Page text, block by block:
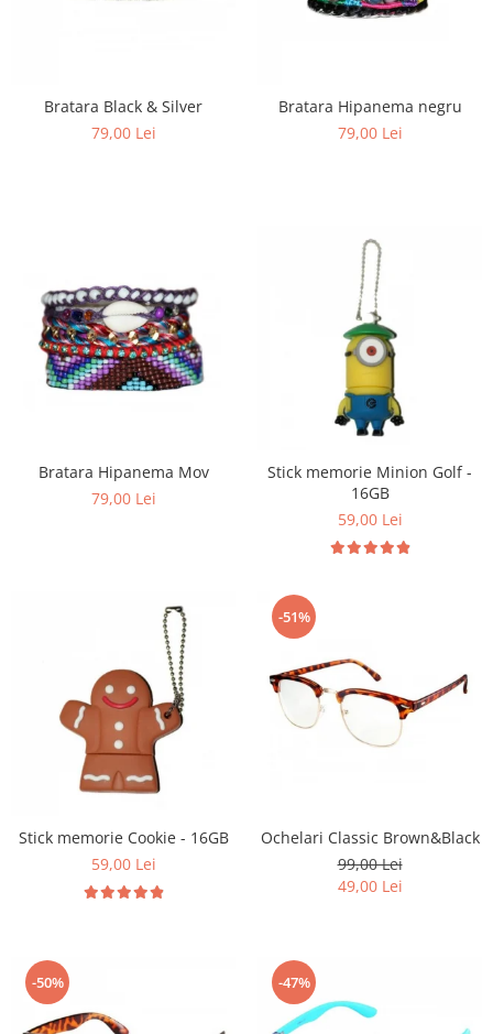
Bratara Black & Silver
79,00 Lei
Bratara Hipanema negru
79,00 Lei
Bratara Hipanema Mov
79,00 Lei
Stick memorie Minion Golf -
16GB
59,00 Lei
Stick memorie Cookie - 16GB
59,00 Lei
-51%
Ochelari Classic Brown&Black
99,00 Lei
49,00 Lei
-50% -47%